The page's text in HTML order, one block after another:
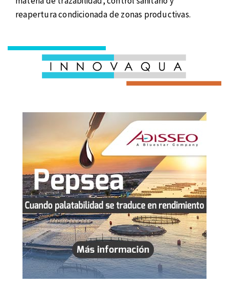
reapertura condicionada de zonas productivas.